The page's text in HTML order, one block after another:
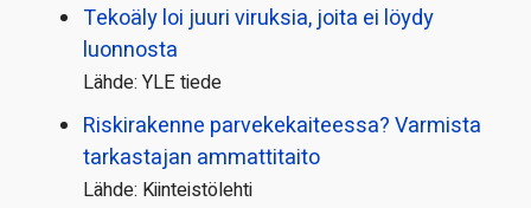
Tekoäly loi juuri viruksia, joita ei löydy
luonnosta
Lähde: YLE tiede
Riskirakenne parvekekaiteessa? Varmista
tarkastajan ammattitaito
Lähde: Kiinteistölehti